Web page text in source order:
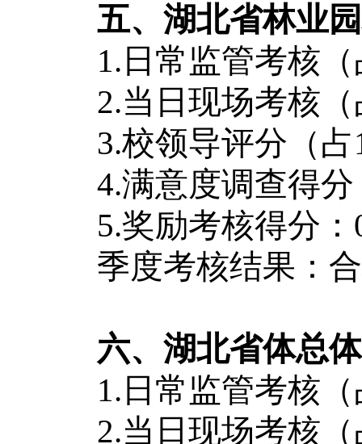
五、湖北省林业
1.日常监管考核（
2.当日现场考核（
3.校领导评分（
4.满意度调查得
5.奖励考核得分
季度考核结果：
六、湖北省体总
1.日常监管考核（
2.当日现场考核（